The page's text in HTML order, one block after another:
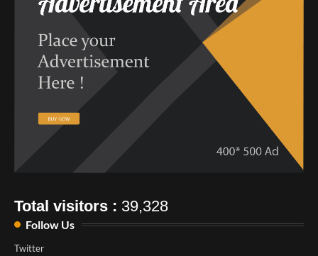
Total visitors : 39,328
Follow Us
Twitter